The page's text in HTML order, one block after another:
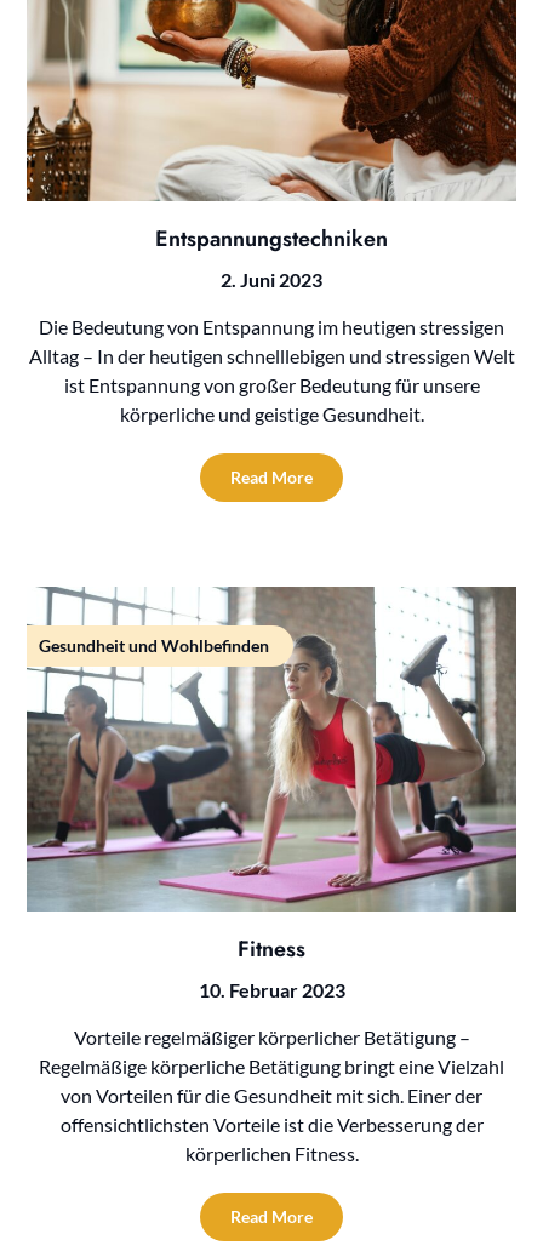
Entspannungstechniken
2. Juni 2023
Die Bedeutung von Entspannung im heutigen stressigen
Alltag – In der heutigen schnelllebigen und stressigen Welt
ist Entspannung von großer Bedeutung für unsere
körperliche und geistige Gesundheit.
Read More
Gesundheit und Wohlbefinden
Fitness
10. Februar 2023
Vorteile regelmäßiger körperlicher Betätigung –
Regelmäßige körperliche Betätigung bringt eine Vielzahl
von Vorteilen für die Gesundheit mit sich. Einer der
offensichtlichsten Vorteile ist die Verbesserung der
körperlichen Fitness.
Read More